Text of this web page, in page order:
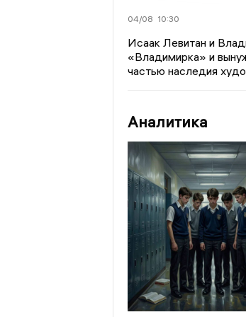
04/08 10:30
Исаак Левитан и
«Владимирка» и
частью наследия
Аналитика